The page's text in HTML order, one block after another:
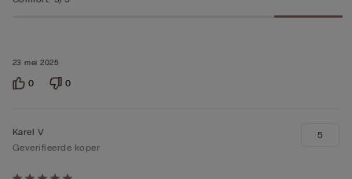
23 mei 2025
0 0
Karel V
Geverifieerde koper
5